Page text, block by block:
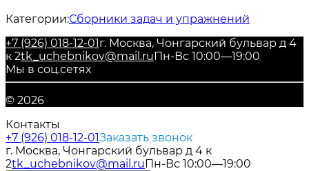
Категории:Сборники задач и упражнений
+7 (926) 018-12-01г. Москва, Чонгарский бульвар д 4
к 2tk_uchebnikov@mail.ruПн-Вс 10:00—19:00
Мы в соц.сетях
© 2026
Контакты
+7 (926) 018-12-01Заказать звонок
г. Москва, Чонгарский бульвар д 4 к
2tk_uchebnikov@mail.ruПн-Вс 10:00—19:00